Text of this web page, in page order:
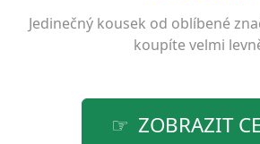
Jedinečný kousek od oblíbené
koupíte velmi
ZOBRAZIT